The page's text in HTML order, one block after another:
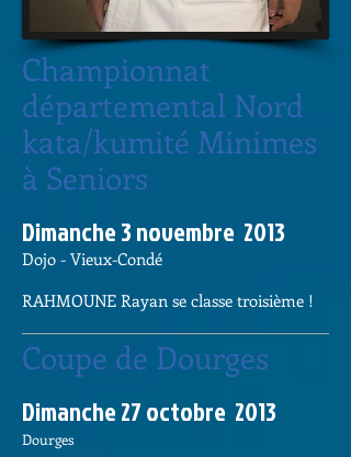
Championnat
départemental Nord
kata/kumité Minimes
à Seniors
Dimanche 3 novembre 2013​
Dojo - Vieux-Condé
RAHMOUNE Rayan se classe troisième !
Coupe de Dourges
Dimanche 27 octobre 2013​
Dourges